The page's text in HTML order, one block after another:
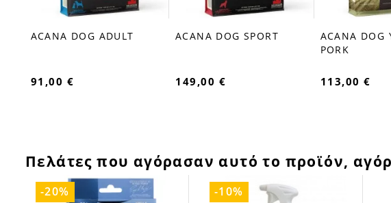
favorite_border
ACANA DOG ADULT
91,00 €
favorite_border
ACANA DOG SPORT
149,00 €
favorite_border
ACANA DOG
PORK
113,00 €
Πελάτες που αγόρασαν αυτό το προϊόν,
-20% -10%